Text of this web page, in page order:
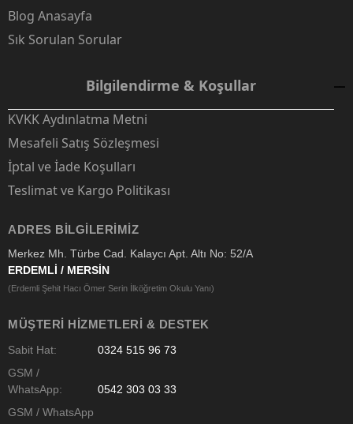
Blog Anasayfa
Sık Sorulan Sorular
Bilgilendirme & Koşullar
KVKK Aydınlatma Metni
Mesafeli Satış Sözleşmesi
İptal ve İade Koşulları
Teslimat ve Kargo Politikası
ADRES BILGILERIMIZ
Merkez Mh. Türbe Cad. Kalaycı Apt. Altı No: 52/A
ERDEMLİ / MERSİN
(Erdemli Şehit Hacı Ömer Serin İlköğretim Okulu Yanı)
MÜŞTERI HIZMETLERI & DESTEK
Sabit Hat:
0324 515 96 73
GSM /
WhatsApp:
0542 303 03 33
GSM / WhatsApp